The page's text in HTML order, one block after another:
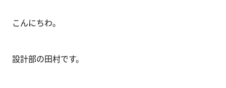
こんにちわ。
設計部の田村です。